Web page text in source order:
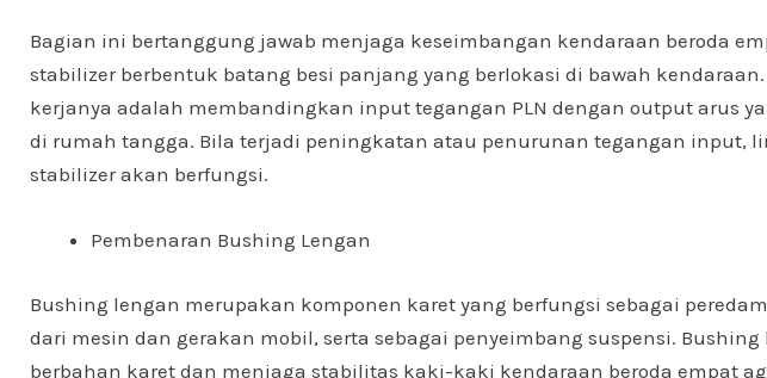
Bagian ini bertanggung jawab menjaga keseimbangan kendaraan beroda
stabilizer berbentuk batang besi panjang yang berlokasi di bawah
kerjanya adalah membandingkan input tegangan PLN dengan output arus
di rumah tangga. Bila terjadi peningkatan atau penurunan tegangan input,
stabilizer akan berfungsi.
Pembenaran Bushing Lengan
Bushing lengan merupakan komponen karet yang berfungsi sebagai
dari mesin dan gerakan mobil, serta sebagai penyeimbang suspensi. Bushing
berbahan karet dan menjaga stabilitas kaki-kaki kendaraan beroda empat